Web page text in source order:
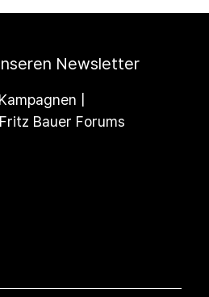
Newsletter
|
Bauer Forums